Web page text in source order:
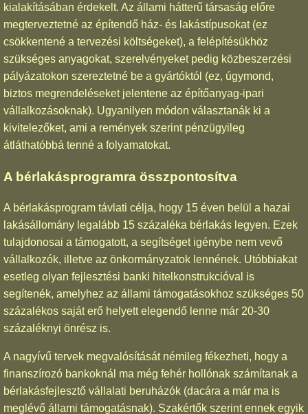
kialakításában érdekelt. Az állami hátterű társaság előre
megterveztetné az építendő ház- és lakástípusokat (ez
csökkentené a tervezési költségeket), a felépítésükhöz
szükséges anyagokat, szerelvényeket pedig közbeszerzési
pályázatokon szereztetné be a gyártóktól (ez, úgymond,
biztos megrendeléseket jelentene az építőanyag-ipari
vállalkozásoknak). Ugyanilyen módon választanák ki a
kivitelezőket, ami a remények szerint pénzügyileg
átláthatóbbá tenné a folyamatokat.
A bérlakásprogramra összpontosítva
A bérlakásprogram távlati célja, hogy 15 éven belül a hazai
lakásállomány legalább 15 százaléka bérlakás legyen. Ezek
tulajdonosai a támogatott, a segítséget igénybe nem vevő
vállalkozók, illetve az önkormányzatok lennének. Utóbbiakat
esetleg olyan fejlesztési banki hitelkonstrukcióval is
segítenék, amelyhez az állami támogatásokhoz szükséges 50
százalékos saját erő helyett elegendő lenne már 20-30
százaléknyi önrész is.
A nagyívű tervek megvalósítását némileg fékezheti, hogy a
finanszírozó bankoknál ma még fehér hollónak számítanak a
bérlakásfejlesztő vállalati beruházók (dacára a már ma is
meglévő állami támogatásnak). Szakértők szerint ennek egyik